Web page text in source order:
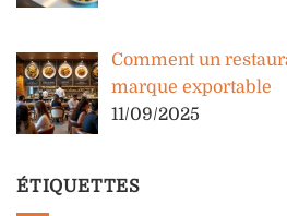
Comment un
marque exportable
11/09/2025
ÉTIQUETTES